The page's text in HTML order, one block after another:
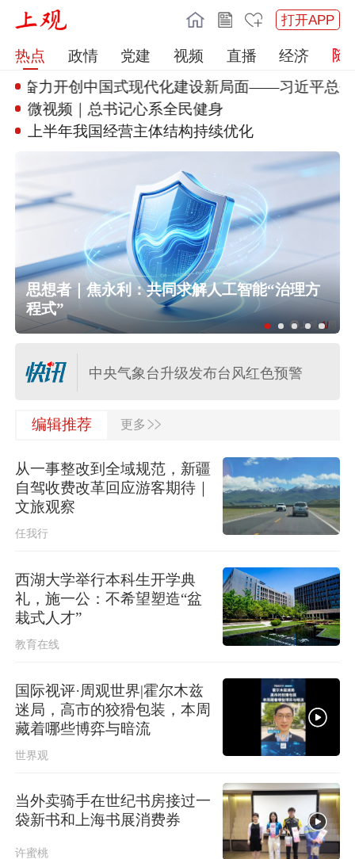
打开APP
热点 政情 党建 视频 直播
经济
力开创中国式现代化建设新局面——习近平总书记
微视频｜总书记心系全民健身
上半年我国经营主体结构持续优化
思想者｜焦永利：共同求解人工智能“治理方
程式”
美军称已迫使53艘商船改变航线
中央气象台升级发布台风红色预警
上海更新中心城区暴雨黄色预警信号
中央气象台三预警齐发，“白海豚”最新
位置公布
2026年7月份居民消费价格同比上涨
日本熊本县发生4.2级地震
中央气象台升级发布台风红色预警
编辑推荐 更多 >>
从一事整改到全域规范，新疆
自驾收费改革回应游客期待｜
文旅观察
任我行
西湖大学举行本科生开学典
礼，施一公：不希望塑造“盆
栽式人才”
教育在线
国际视评·周观世界|霍尔木兹
迷局，高市的狡猾包装，本周
藏着哪些博弈与暗流
世界观
当外卖骑手在世纪书房接过一
袋新书和上海书展消费券
许蜜桃